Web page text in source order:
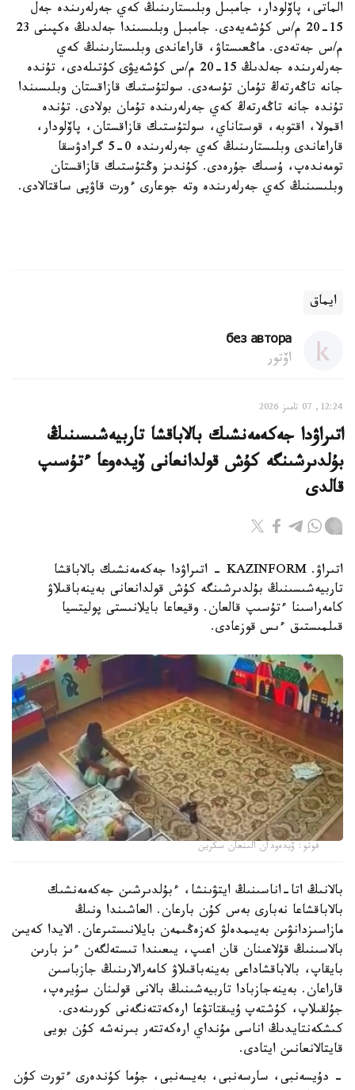
الماتى، پاۆلودار، جامبىل وبلىستارىنىڭ كەي جەرلەرىندە جەل
15-20 م/س كۇشەيەدى. جامبىل وبلىسىندا جەلدىڭ ەكپىنى 23
م/س جەتەدى. ماڭعىستاۋ، قاراعاندى وبلىستارىنىڭ كەي
جەرلەرىندە جەلدىڭ 15-20 م/س كۇشەيۋى كۇتىلەدى، تۇندە
جانە تاڭەرتەڭ تۇمان تۇسەدى. سولتۇستىك قازاقستان وبلىسىندا
تۇندە جانە تاڭەرتەڭ كەي جەرلەرىندە تۇمان بولادى. تۇندە
اقمولا، اقتوبە، قوستاناي، سولتۇستىك قازاقستان، پاۆلودار،
قاراعاندى وبلىستارىنىڭ كەي جەرلەرىندە 0-5 گرادۋسقا
تومەندەپ، ۇسىك جۇرەدى. كۇندىز وڭتۇستىك قازاقستان
وبلىسىنىڭ كەي جەرلەرىندە وتە جوعارى ءورت قاۋپى ساقتالادى.
ايماق
без автора
اۆتور
12:24, 07 تامىز 2026
اتىراۋدا جەكەمەنشىك بالاباقشا تاربيەشىسىنىڭ
بۇلدىرشىنگە كۇش قولدانعانى ۆيدەوعا ءتۇسىپ
قالدى
اتىراۋ. KAZINFORM - اتىراۋدا جەكەمەنشىك بالاباقشا
تاربيەشىسىنىڭ بۇلدىرشىنگە كۇش قولدانعانى بەينەباقىلاۋ
كامەراسىنا ءتۇسىپ قالعان. وقيعاعا بايلانىستى پوليتسيا
قىلمىستىق ءىس قوزعادى.
فوتو: ۆيدەودان الىنعان سكرين
بالانىڭ اتا-اناسىنىڭ ايتۋىنشا، ءبۇلدىرشىن جەكەمەنشىك
بالاباقشاعا نەبارى بەس كۇن بارعان. العاشىندا ونىڭ
مازاسىزدانۋىن بەيىمدەلۋ كەزەڭىمەن بايلانىستىرعان. الايدا كەيىن
بالاسىنىڭ قۇلاعىنان قان اعىپ، يىعىندا تىستەلگەن ءىز بارىن
بايقاپ، بالاباقشاداعى بەينەباقىلاۋ كامەرالارىنىڭ جازباسىن
قاراعان. بەينەجازبادا تاربيەشىنىڭ بالانى قولىنان سۇيرەپ،
جۇلقىلاپ، كۇشتەپ ۇيىقتاتۋعا ارەكەتتەنگەنى كورىنەدى.
كىشكەنتايدىڭ اناسى مۇنداي ارەكەتتەر بىرنەشە كۇن بويى
قايتالانعانىن ايتادى.
- دۇيسەنبى، سارسەنبى، بەيسەنبى، جۇما كۇندەرى ءتورت كۇن